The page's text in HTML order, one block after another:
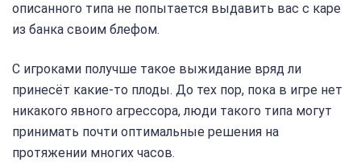
описанного типа не попытается выдавить вас с каре
из банка своим блефом.
С игроками получше такое выжидание вряд ли
принесёт какие-то плоды. До тех пор, пока в игре нет
никакого явного агрессора, люди такого типа могут
принимать почти оптимальные решения на
протяжении многих часов.